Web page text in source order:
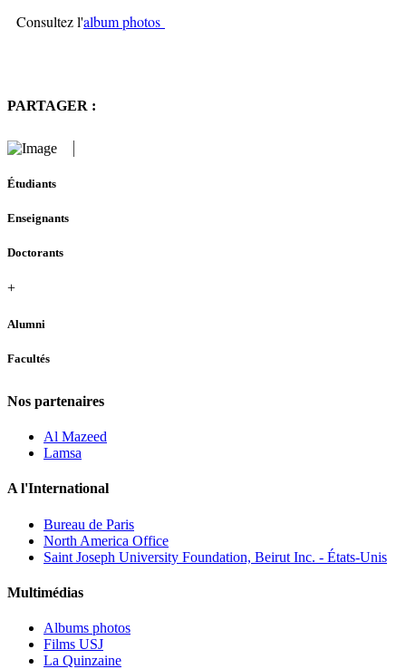
Consultez l'album photos
PARTAGER :
Étudiants
Enseignants
Doctorants
+
Alumni
Facultés
Nos partenaires
Al Mazeed
Lamsa
A l'International
Bureau de Paris
North America Office
Saint Joseph University Foundation, Beirut Inc. - États-Unis
Multimédias
Albums photos
Films USJ
La Quinzaine